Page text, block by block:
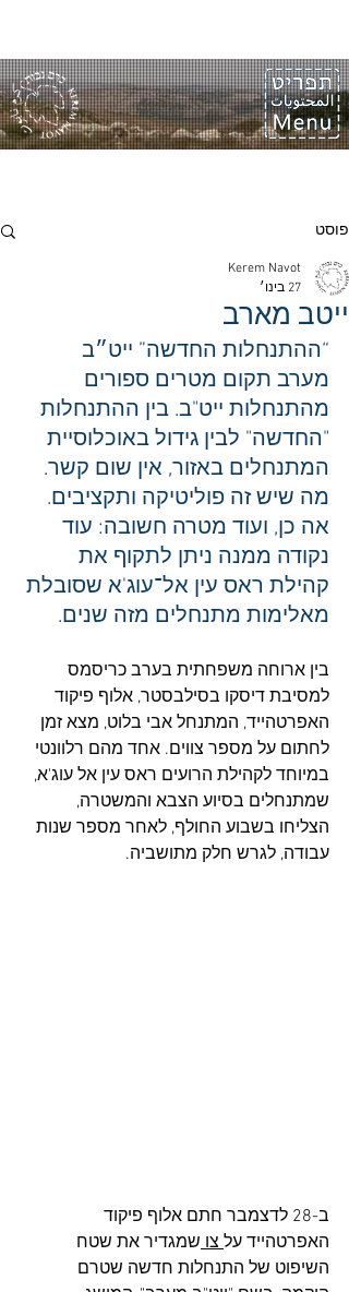
פוסט
ייטב מארב
Kerem Navot
27 בינו׳
“ההתנחלות החדשה” ייט״ב
מערב תקום מטרים ספורים
מהתנחלות ייט"ב. בין ההתנחלות
"החדשה" לבין גידול באוכלוסיית
המתנחלים באזור, אין שום קשר.
מה שיש זה פוליטיקה ותקציבים.
אה כן, ועוד מטרה חשובה: עוד
נקודה ממנה ניתן לתקוף את
קהילת ראס עין אל־עוג'א שסובלת
מאלימות מתנחלים מזה שנים.
בין ארוחה משפחתית בערב כריסמס
למסיבת דיסקו בסילבסטר, אלוף פיקוד
האפרטהייד, המתנחל אבי בלוט, מצא זמן
לחתום על מספר צווים. אחד מהם רלוונטי
במיוחד לקהילת הרועים ראס עין אל עוג'א,
שמתנחלים בסיוע הצבא והמשטרה,
הצליחו בשבוע החולף, לאחר מספר שנות
עבודה, לגרש חלק מתושביה.
ב-28 לדצמבר חתם אלוף פיקוד
האפרטהייד על צו שמגדיר את שטח
השיפוט של התנחלות חדשה שטרם